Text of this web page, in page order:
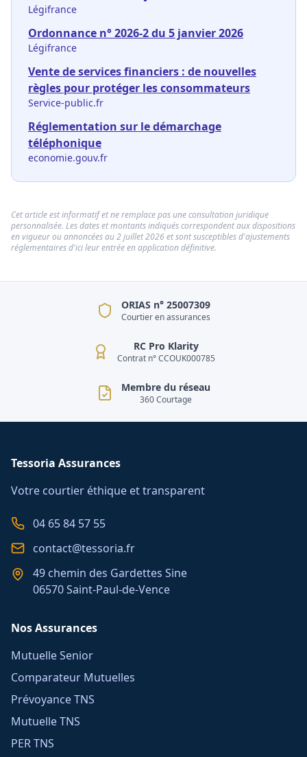
Légifrance
Ordonnance n° 2026-2 du 5 janvier 2026
Légifrance
Vente de services financiers : de nouvelles
règles pour protéger les consommateurs
Service-public.fr
Réglementation sur le démarchage
téléphonique
economie.gouv.fr
Cet article est informatif et ne remplace pas une consultation juridique
personnalisée. Les dates et montants indiqués correspondent aux dispositions
en vigueur ou annoncées au 2 juillet 2026 et sont susceptibles d'ajustements
réglementaires d'ici leur entrée en application définitive.
ORIAS n° 25007309
Courtier en assurances
RC Pro Klarity
Contrat n° CCOUK000785
Membre du réseau
360 Courtage
Tessoria Assurances
Votre courtier éthique et transparent
04 65 84 57 55
contact@tessoria.fr
49 chemin des Gardettes Sine
06570 Saint-Paul-de-Vence
Nos Assurances
Mutuelle Senior
Comparateur Mutuelles
Prévoyance TNS
Mutuelle TNS
PER TNS